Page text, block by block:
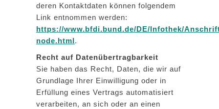
deren Kontaktdaten können folgendem
Link entnommen werden:
https://www.bfdi.bund.de/DE/Infothek/
node.html.
Recht auf Datenübertragbarkeit
Sie haben das Recht, Daten, die wir auf
Grundlage Ihrer Einwilligung oder in
Erfüllung eines Vertrags automatisiert
verarbeiten, an sich oder an einen